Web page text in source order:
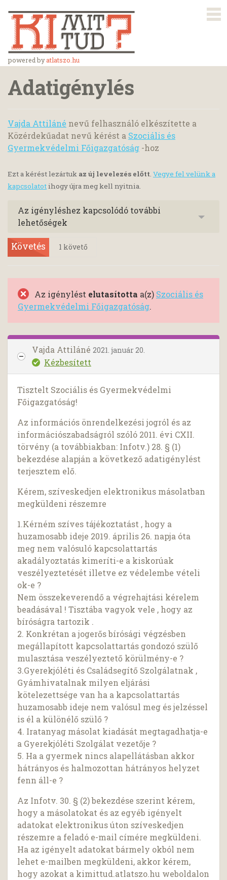
powered byatlatszo.hu
Adatigénylés
Vajda Attiláné nevű felhasználó elkészítette a
Közérdekűadat nevű kérést a Szociális és
Gyermekvédelmi Főigazgatóság -hoz
Ezt a kérést lezártuk az új levelezés előtt. Vegye fel velünk a
kapcsolatotihogy újra meg kell nyitnia.
Az igényléshez kapcsolódó további
lehetőségek
Követés 1 követő
Az igénylést elutasította a(z) Szociális és
Gyermekvédelmi Főigazgatóság.
Vajda Attiláné 2021. január 20.
Kézbesített
Tisztelt Szociális és Gyermekvédelmi
Főigazgatóság!
Az információs önrendelkezési jogról és az
információszabadságról szóló 2011. évi CXII.
törvény (a továbbiakban: Infotv.) 28. § (1)
bekezdése alapján a következő adatigénylést
terjesztem elő.
Kérem, szíveskedjen elektronikus másolatban
megküldeni részemre
1.Kérném szíves tájékoztatást , hogy a
huzamosabb ideje 2019. április 26. napja óta
meg nem valósuló kapcsolattartás
akadályoztatás kimeríti-e a kiskorúak
veszélyeztetését illetve ez védelembe vételi
ok-e ?
Nem összekeverendő a végrehajtási kérelem
beadásával ! Tisztába vagyok vele , hogy az
bíróságra tartozik .
2. Konkrétan a jogerős bírósági végzésben
megállapított kapcsolattartás gondozó szülő
mulasztása veszélyeztető körülmény-e ?
3.Gyerekjóléti és Családsegítő Szolgálatnak ,
Gyámhivatalnak milyen eljárási
kötelezettsége van ha a kapcsolattartás
huzamosabb ideje nem valósul meg és jelzéssel
is él a különélő szülő ?
4. Iratanyag másolat kiadását megtagadhatja-e
a Gyerekjóléti Szolgálat vezetője ?
5. Ha a gyermek nincs alapellátásban akkor
hátrányos és halmozottan hátrányos helyzet
fenn áll-e ?
Az Infotv. 30. § (2) bekezdése szerint kérem,
hogy a másolatokat és az egyéb igényelt
adatokat elektronikus úton szíveskedjen
részemre a feladó e-mail címére megküldeni.
Ha az igényelt adatokat bármely okból nem
lehet e-mailben megküldeni, akkor kérem,
hogy azokat a kimittud.atlatszo.hu weboldalon